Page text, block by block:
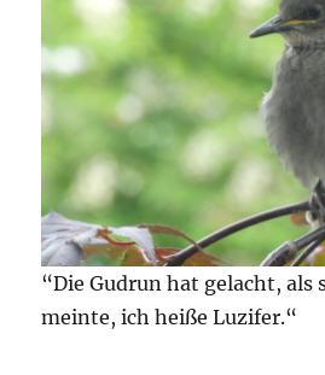
“Die Gudrun hat gelacht, als
meinte, ich heiße Luzifer.“